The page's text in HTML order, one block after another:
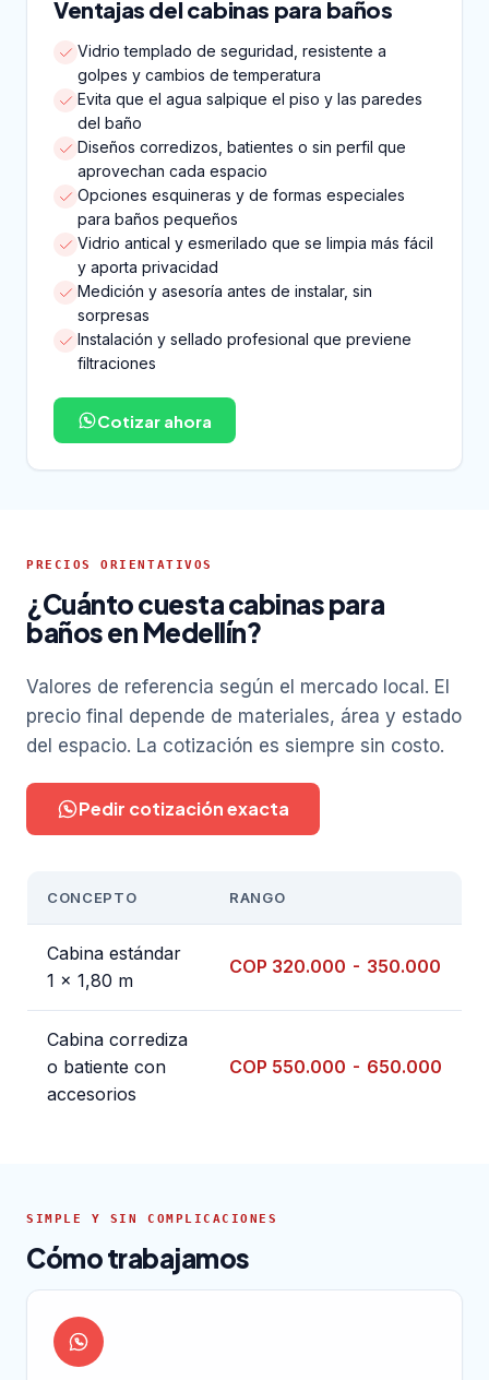
Ventajas del cabinas para baños
Vidrio templado de seguridad, resistente a
golpes y cambios de temperatura
Evita que el agua salpique el piso y las paredes
del baño
Diseños corredizos, batientes o sin perfil que
aprovechan cada espacio
Opciones esquineras y de formas especiales
para baños pequeños
Vidrio antical y esmerilado que se limpia más fácil
y aporta privacidad
Medición y asesoría antes de instalar, sin
sorpresas
Instalación y sellado profesional que previene
filtraciones
Cotizar ahora
PRECIOS ORIENTATIVOS
¿Cuánto cuesta cabinas para
baños en Medellín?
Valores de referencia según el mercado local. El
precio final depende de materiales, área y estado
del espacio. La cotización es siempre sin costo.
Pedir cotización exacta
CONCEPTO RANGO
Cabina estándar
1 x 1,80 m
COP 320.000 - 350.000
Cabina corrediza
o batiente con
accesorios
COP 550.000 - 650.000
SIMPLE Y SIN COMPLICACIONES
Cómo trabajamos